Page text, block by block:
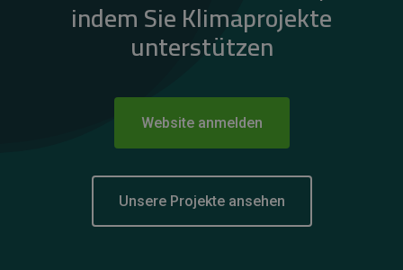
indem Sie Klimaprojekte
unterstützen
Website anmelden
Unsere Projekte ansehen